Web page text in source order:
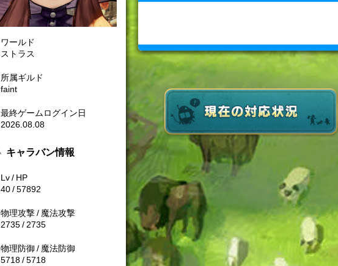
ワールド
ストラス
所属ギルド
faint
最終ゲームログイン日
2026.08.08
キャラバン情報
Lv / HP
40 / 57892
物理攻撃 / 魔法攻撃
2735 / 2735
物理防御 / 魔法防御
5718 / 5718